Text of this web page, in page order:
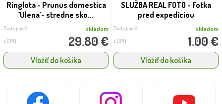
Ringlota - Prunus domestica
´Ulena´- stredne sko...
Dostupnosť: skladom
s DPH 29.80 €
Vložiť do košíka
SLUŽBA REAL FOTO - Fotka
pred expedíciou
Dostupnosť: skladom
s DPH 1.00 €
Vložiť do košíka